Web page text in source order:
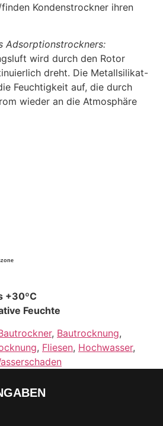
Kondenstrockner ihren
Adsorptionstrockners:
wird durch den Rotor
dreht. Die Metallsilikat-
Feuchtigkeit auf, die durch
wieder an die Atmosphäre
+30ºC
Feuchte
, Bautrocknung,
, Fliesen, Hochwasser,